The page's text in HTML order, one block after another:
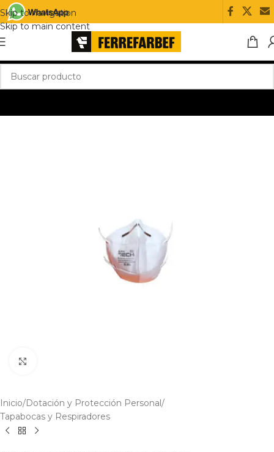
Skip to navigation
Skip to main content
Inicio/Dotación y Protección Personal/
Tapabocas y Respiradores